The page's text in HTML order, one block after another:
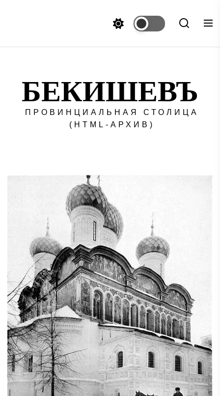
БЕКИШЕВЪ
ПРОВИНЦИАЛЬНАЯ СТОЛИЦА
(HTML-АРХИВ)